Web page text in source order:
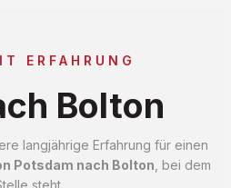
ERFAHRUNG
Bolton
langjährige Erfahrung für einen
Potsdam nach Bolton , bei dem